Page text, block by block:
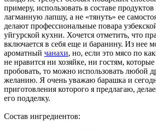
примеру, использовать в составе
лагманную лапшу, а не «тянуть» ее
делают профессиональные повара
уйгурской кухни. Хочется отметить, что
включается в себя еще и баранину. Из нее
ароматный чанахи, но, если это мясо по
не нравится ни хозяйке, ни гостям, которые
пробовать, то можно использовать любой
желанию. Я очень уважаю барашка и
приготовления которого я предлагаю,
его подделку.
Состав ингредиентов: